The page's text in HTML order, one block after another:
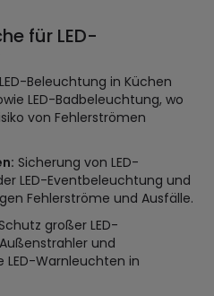
für LED-
Beleuchtung in Küchen
LED-Badbeleuchtung, wo
von Fehlerströmen
Sicherung von LED-
LED-Eventbeleuchtung und
Fehlerströme und Ausfälle.
Schutz großer LED-
und
Warnleuchten in